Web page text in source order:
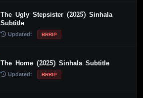
The Ugly Stepsister (2025) Sinhala
Subtitle
Updated: BRRIP
The Home (2025) Sinhala Subtitle
Updated: BRRIP